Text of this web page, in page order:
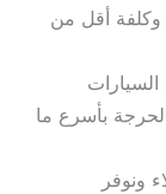
وكلفة أقل من
بأسرع ما
ونوفر